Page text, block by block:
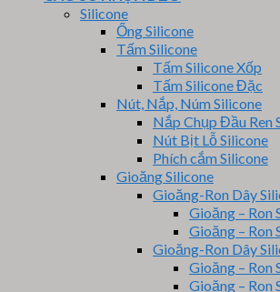
Silicone
Ống Silicone
Tấm Silicone
Tấm Silicone Xốp
Tấm Silicone Đặc
Nút, Nắp, Núm Silicone
Nắp Chụp Đầu Ren
Nút Bịt Lỗ Silicone
Phích cắm Silicone
Gioăng Silicone
Gioăng-Ron Dây
Gioăng – Ron
Gioăng – Ron
Gioăng-Ron Dây
Gioăng – Ron
Gioăng – Ron